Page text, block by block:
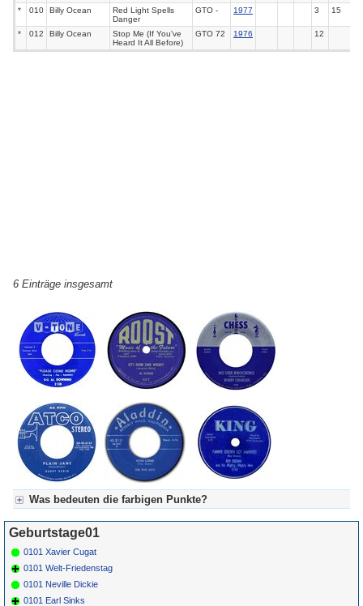
* 010 Billy Ocean
Red Light Spells
Danger
GTO - 1977 3 15
* 012 Billy Ocean
Stop Me (If You've
Heard It All Before)
GTO 72 1976 12
6 Einträge insgesamt
Was bedeuten die farbigen Punkte?
Für Axel's Tageskalender:
Grün = Kurzgeschichte
Grün! = fachlich bestimmt spannend, nicht verpassen!
Grün+ = Stundenbeitrag
Gelb = Kurzgeschichten oder Stundensendungen in Arbeit
Blau = Beschreibungstext (beschreibender Text)
Geburtstage01
0101 Xavier Cugat
0101 Welt-Friedenstag
0101 Neville Dickie
0101 Earl Sinks